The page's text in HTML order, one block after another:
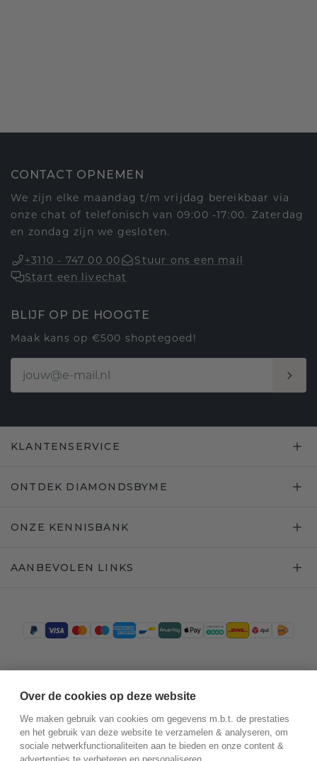
CONTACT OPNEMEN
We zijn elke maandag t/m vrijdag bereikbaar via
onze chat of telefonisch van 09:00 -17:00. Zaterdag
en zondag zijn we gesloten.
+3110 - 747 00 00
Stuur ons een mail
Start een livechat
BLIJF OP DE HOOGTE
Maak kans op €500 shoptegoed!
KLANTENSERVICE
ONTDEK DIAMONDSBYME
ONZE KENNISBANK
AANBEVOLEN LINKS
Over de cookies op deze website
We maken gebruik van cookies om gegevens m.b.t. de prestaties
en het gebruik van deze website te verzamelen & analyseren, om
sociale netwerkfunctionaliteiten aan te bieden en onze content &